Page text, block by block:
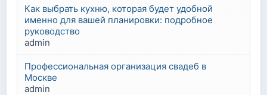
Как выбрать кухню, которая будет удобной
именно для вашей планировки: подробное
руководство
admin
Профессиональная организация свадеб в
Москве
admin